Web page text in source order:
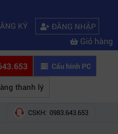
KÝ ĐĂNG NHẬP
Giỏ hàng
Cấu hình PC
thanh lý
CSKH: 0983.643.653